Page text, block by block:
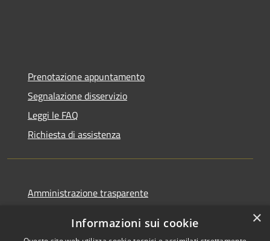
Prenotazione appuntamento
Segnalazione disservizio
Leggi le FAQ
Richiesta di assistenza
Amministrazione trasparente
×
Informazioni sui cookie